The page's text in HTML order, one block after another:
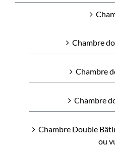
Chambre
Chambre
Chambre
Chambre Double
ou